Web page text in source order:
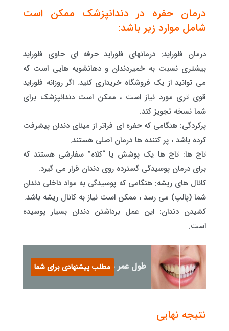
درمان حفره در دندانپزشک ممکن است
شامل موارد زیر باشد:
درمان فلوراید: درمانهای فلوراید حرفه ای حاوی فلوراید
بیشتری نسبت به خمیردندان و دهانشویه هایی است که
می توانید از یک فروشگاه خریداری کنید. اگر روزانه فلوراید
قوی تری مورد نیاز است ، ممکن است دندانپزشک برای
شما نسخه تجویز کند.
پرکردگی: هنگامی که حفره ای فراتر از مینای دندان پیشرفت
کرده باشد ، پر کننده ها درمان اصلی هستند.
تاج ها: تاج ها یک پوشش یا “کلاه” سفارشی هستند که
برای درمان پوسیدگی گسترده روی دندان قرار می گیرد.
کانال های ریشه: هنگامی که پوسیدگی به مواد داخلی دندان
شما (پالپ) می رسد ، ممکن است نیاز به کانال ریشه باشد.
کشیدن دندان: این عمل برداشتن دندان بسیار پوسیده
است.
طول عمر دندان لمینتمطلب پیشنهادی برای شما
نتیجه نهایی